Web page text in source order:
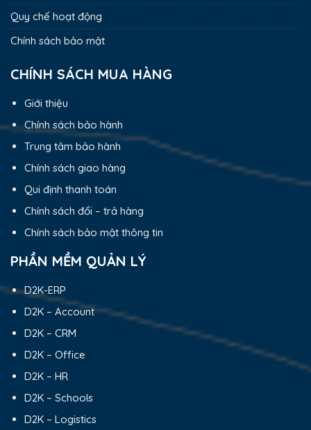
Quy chế hoạt động
Chính sách bảo mật
CHÍNH SÁCH MUA HÀNG
Giới thiệu
Chính sách bảo hành
Trung tâm bảo hành
Chính sách giao hàng
Qui định thanh toán
Chính sách đổi – trả hàng
Chính sách bảo mật thông tin
PHẦN MỀM QUẢN LÝ
D2K-ERP
D2K – Account
D2K – CRM
D2K – Office
D2K – HR
D2K – Schools
D2K – Logistics